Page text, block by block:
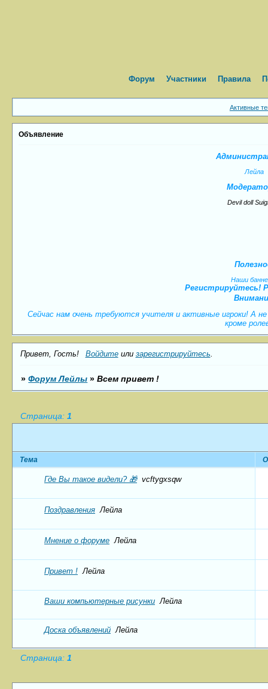
Форум Участники Правила
Активные
Объявление
Лейла
Devil doll
Наши
Регистрируйтесь!
Сейчас нам очень требуются учителя и активные игроки! А
кроме
Привет, Гость! Войдитеили зарегистрируйтесь.
»Форум Лейлы »Всем привет !
Страница:1
Тема
Где Вы такое видели? 🎁 vcftygxsqw
Поздравления Лейла
Мнение о форуме Лейла
Привет ! Лейла
Ваши компьютерные рисунки Лейла
Доска объявлений Лейла
Страница:1